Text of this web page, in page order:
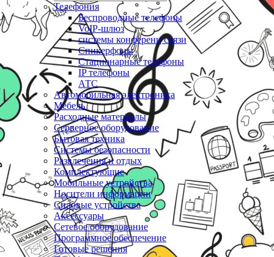
Телефония
Беспроводные телефоны
VoIP-шлюз
системы конференц связи
Спикерфоны
Стационарные телефоны
IP телефоны
АТС
Автомобильная электроника
Мебель
Расходные материалы
Серверное оборудование
Бытовая техника
Системы безопасности
Развлечения и отдых
Комплектующие
Мобильные устройства
Носители информации
Силовые устройства
Аксессуары
Сетевое оборудование
Программное обеспечение
Готовые решения